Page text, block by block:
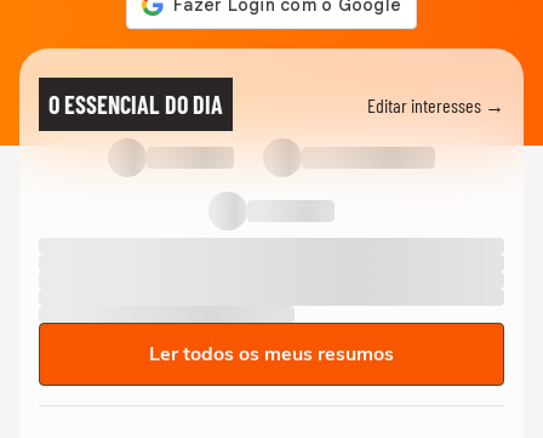
O ESSENCIAL DO DIA Editar interesses →
Ler todos os meus resumos